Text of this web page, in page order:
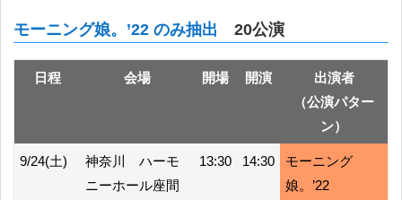
モーニング娘。’22 のみ抽出 20公演
日程 会場 開場 開演
出演者
（公演パター
ン）
9/24(土)
神奈川 ハーモ
ニーホール座間
13:30 14:30
モーニング
娘。’22